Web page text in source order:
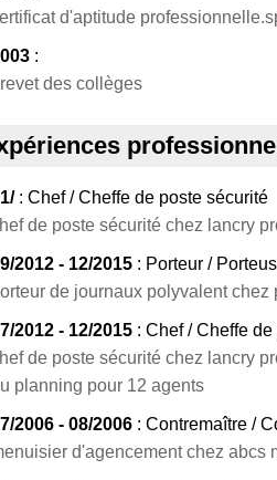
d'aptitude
:
des collèges
: Chef / Cheffe de poste sécurité
de poste sécurité chez lancry
2012 - 12/2015 : Porteur /
de journaux polyvalent chez
2012 - 12/2015 : Chef / Cheffe
de poste sécurité chez lancry
planning pour 12 agents
2006 - 08/2006 : Contremaître /
d'agencement chez abcs